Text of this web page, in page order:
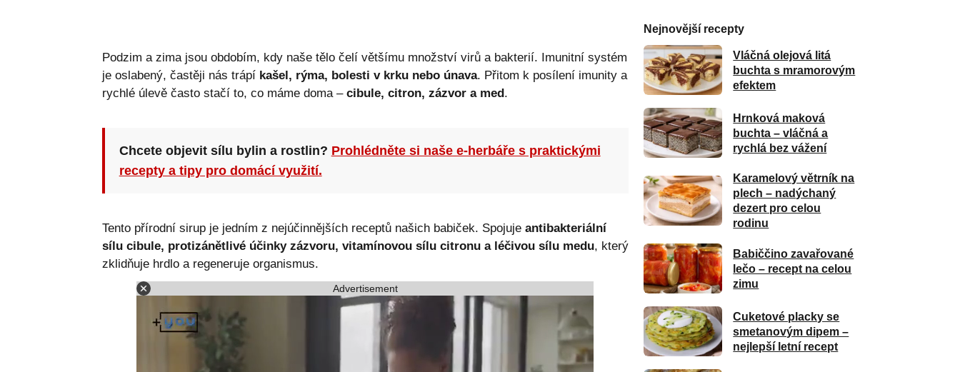
Podzim a zima jsou obdobím, kdy naše tělo čelí většímu množství virů a bakterií. Imunitní systém
je oslabený, častěji nás trápí kašel, rýma, bolesti v krku nebo únava. Přitom k posílení imunity a
rychlé úlevě často stačí to, co máme doma – cibule, citron, zázvor a med .
Chcete objevit sílu bylin a rostlin? Prohlédněte si naše e-herbáře s praktickými
recepty a tipy pro domácí využití.
Tento přírodní sirup je jedním z nejúčinnějších receptů našich babiček. Spojuje antibakteriální
sílu cibule, protizánětlivé účinky zázvoru, vitamínovou sílu citronu a léčivou sílu medu, který
zklidňuje hrdlo a regeneruje organismus.
Advertisement
Nejnovější recepty
Vláčná olejová litá
buchta s mramorovým
efektem
Hrnková maková
buchta – vláčná a
rychlá bez vážení
Karamelový větrník na
plech – nadýchaný
dezert pro celou
rodinu
Babiččino zavařované
lečo – recept na celou
zimu
Cuketové placky se
smetanovým dipem –
nejlepší letní recept